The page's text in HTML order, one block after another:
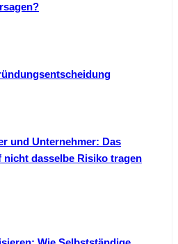
und Unternehmer: Das
nicht dasselbe Risiko tragen